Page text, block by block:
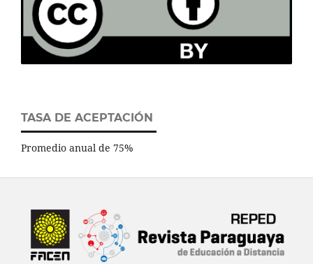
TASA DE ACEPTACIÓN
Promedio anual de 75%